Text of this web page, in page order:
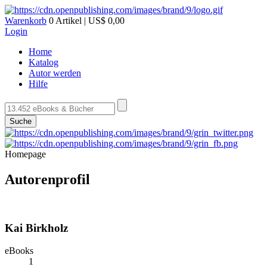
Warenkorb 0 Artikel | US$ 0,00
Login
Home
Katalog
Autor werden
Hilfe
Suche
Homepage
Autorenprofil
Kai Birkholz
eBooks
1